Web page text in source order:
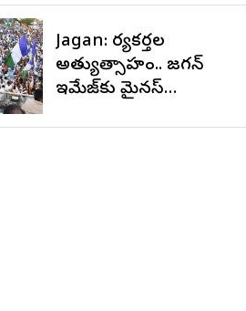
Jagan: కార్యకర్తల
అత్యుత్సాహం.. జగన్
ఇమేజ్‌కు మైనస్